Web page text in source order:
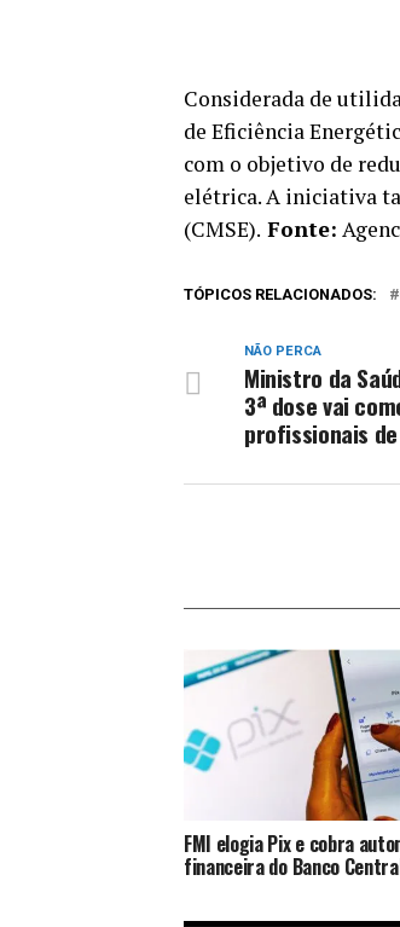
Considerada de
de Eficiência
com o objetivo de
elétrica. A iniciativa
(CMSE). Fonte:
TÓPICOS RELACIONADOS:
NÃO PERCA
Ministro da
3ª dose vai
profissionais
FMI elogia Pix e cobra
financeira do Banco